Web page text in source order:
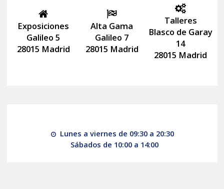
Exposiciones
Galileo 5
28015 Madrid
Alta Gama
Galileo 7
28015 Madrid
Talleres
Blasco de Garay
14
28015 Madrid
Lunes a viernes de 09:30 a 20:30
Sábados de 10:00 a 14:00